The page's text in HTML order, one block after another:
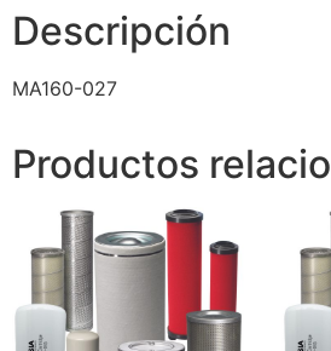
Descripción
MA160-027
Productos